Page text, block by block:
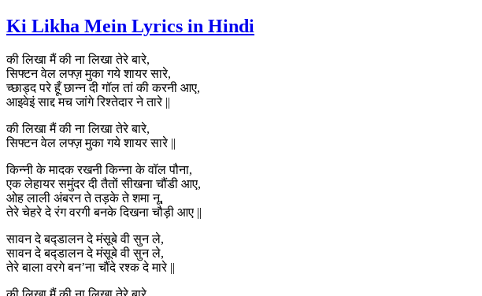
Ki Likha Mein Lyrics in Hindi
की लिखा मैं की ना लिखा तेरे बारे,
सिफ्टन वेल लफ्ज़ मुका गये शायर सारे,
च्छाड्द परे हूँ छान्न दी गॉल तां की करनी आए,
आइवेइं साद्द मच जांगे रिश्तेदार ने तारे ||
की लिखा मैं की ना लिखा तेरे बारे,
सिफ्टन वेल लफ्ज़ मुका गये शायर सारे ||
किन्नी के मादक रखनी किन्ना के वॉल पौना,
एक लेहायर समुंदर दी तैतों सीखना चौंडी आए,
ओह लाली अंबरन ते तड़के ते शमा नू,
तेरे चेहरे दे रंग वरगी बनके दिखना चौड़ी आए ||
सावन दे बद्डालन दे मंसूबे वी सुन ले,
सावन दे बद्डालन दे मंसूबे वी सुन ले,
तेरे बाला वरगे बन’ना चौंदे रश्क दे मारे ||